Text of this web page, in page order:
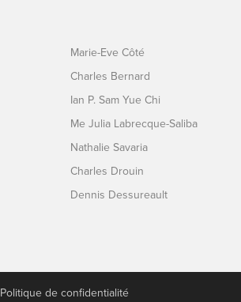
Marie-Eve Côté
Charles Bernard
Ian P. Sam Yue Chi
Me Julia Labrecque-Saliba
Nathalie Savaria
Charles Drouin
Dennis Dessureault
Politique de confidentialité